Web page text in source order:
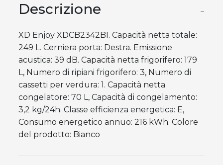
Descrizione −
XD Enjoy XDCB2342BI. Capacità netta totale:
249 L. Cerniera porta: Destra. Emissione
acustica: 39 dB. Capacità netta frigorifero: 179
L, Numero di ripiani frigorifero: 3, Numero di
cassetti per verdura: 1. Capacità netta
congelatore: 70 L, Capacità di congelamento:
3,2 kg/24h. Classe efficienza energetica: E,
Consumo energetico annuo: 216 kWh. Colore
del prodotto: Bianco